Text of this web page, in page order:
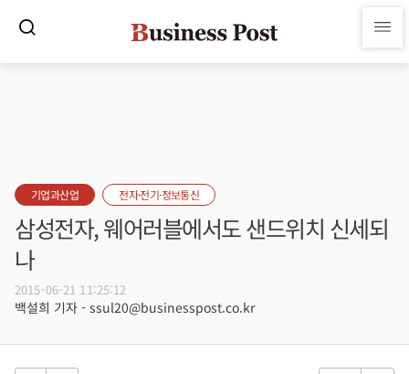
기업과산업 전자·전기·정보통신
삼성전자, 웨어러블에서도 샌드위치 신세되
나
2015-06-21 11:25:12
백설희 기자 - ssul20@businesspost.co.kr